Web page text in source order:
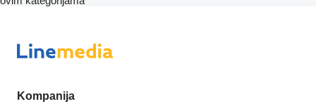
Kompanija